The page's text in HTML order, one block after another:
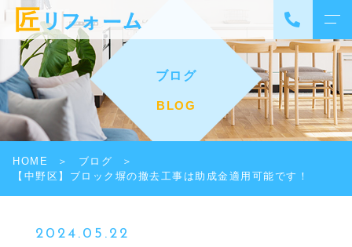
ブログ
BLOG
HOME
ブログ
【中野区】ブロック塀の撤去工事は助成金適用可能です！
2024.05.22